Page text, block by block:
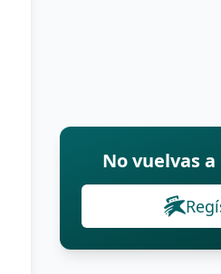
No vuelvas